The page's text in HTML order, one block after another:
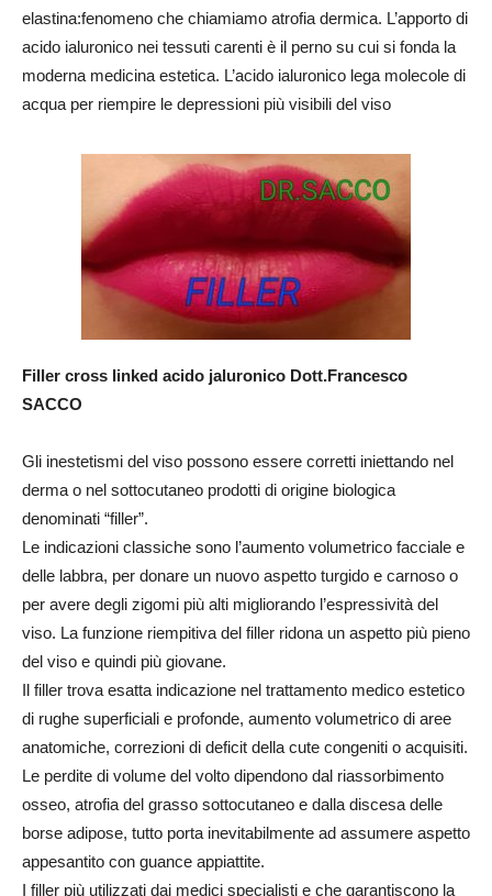
elastina:fenomeno che chiamiamo atrofia dermica. L’apporto di
acido ialuronico nei tessuti carenti è il perno su cui si fonda la
moderna medicina estetica. L’acido ialuronico lega molecole di
acqua per riempire le depressioni più visibili del viso
Filler cross linked acido jaluronico Dott.Francesco
SACCO
Gli inestetismi del viso possono essere corretti iniettando nel
derma o nel sottocutaneo prodotti di origine biologica
denominati “filler”.
Le indicazioni classiche sono l’aumento volumetrico facciale e
delle labbra, per donare un nuovo aspetto turgido e carnoso o
per avere degli zigomi più alti migliorando l’espressività del
viso. La funzione riempitiva del filler ridona un aspetto più pieno
del viso e quindi più giovane.
Il filler trova esatta indicazione nel trattamento medico estetico
di rughe superficiali e profonde, aumento volumetrico di aree
anatomiche, correzioni di deficit della cute congeniti o acquisiti.
Le perdite di volume del volto dipendono dal riassorbimento
osseo, atrofia del grasso sottocutaneo e dalla discesa delle
borse adipose, tutto porta inevitabilmente ad assumere aspetto
appesantito con guance appiattite.
I filler più utilizzati dai medici specialisti e che garantiscono la